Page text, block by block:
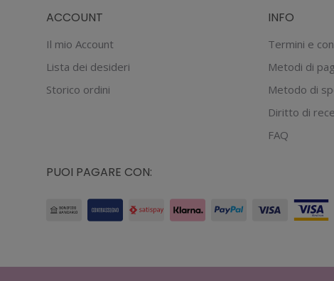
ACCOUNT
Il mio Account
Lista dei desideri
Storico ordini
INFO
Termini e
Metodi di
Metodo di
Diritto di
FAQ
PUOI PAGARE CON: